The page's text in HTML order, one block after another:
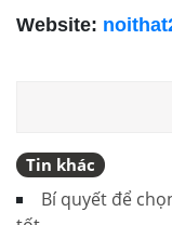
Website:
Tin khác
Bí quyết để